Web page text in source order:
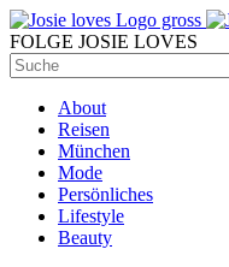
FOLGE JOSIE LOVES
About
Reisen
München
Mode
Persönliches
Lifestyle
Beauty